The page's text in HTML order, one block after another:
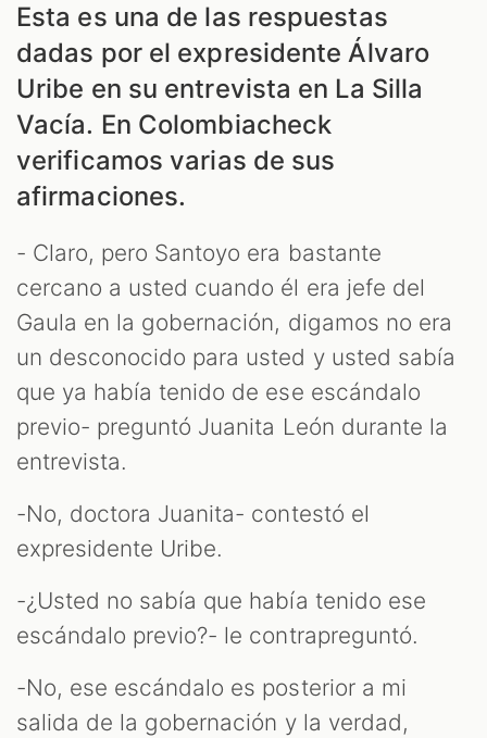
Esta es una de las respuestas
dadas por el expresidente Álvaro
Uribe en su entrevista en La Silla
Vacía. En Colombiacheck
verificamos varias de sus
afirmaciones.
- Claro, pero Santoyo era bastante
cercano a usted cuando él era jefe del
Gaula en la gobernación, digamos no era
un desconocido para usted y usted sabía
que ya había tenido de ese escándalo
previo- preguntó Juanita León durante la
entrevista.
-No, doctora Juanita- contestó el
expresidente Uribe.
-¿Usted no sabía que había tenido ese
escándalo previo?- le contrapreguntó.
-No, ese escándalo es posterior a mi
salida de la gobernación y la verdad,